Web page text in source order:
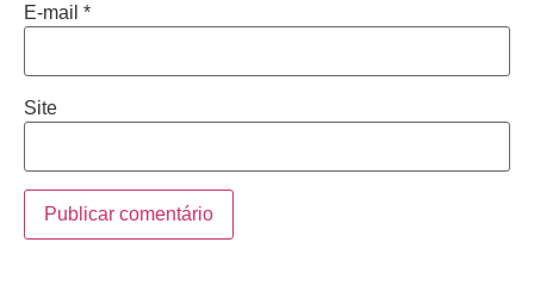
E-mail *
Site